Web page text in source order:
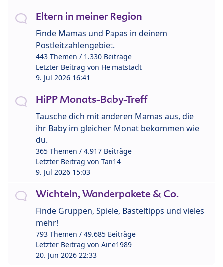
Eltern in meiner Region
Finde Mamas und Papas in deinem
Postleitzahlengebiet.
443 Themen / 1.330 Beiträge
Letzter Beitrag von Heimatstadt
9. Jul 2026 16:41
HiPP Monats-Baby-Treff
Tausche dich mit anderen Mamas aus, die
ihr Baby im gleichen Monat bekommen wie
du.
365 Themen / 4.917 Beiträge
Letzter Beitrag von Tan14
9. Jul 2026 15:03
Wichteln, Wanderpakete & Co.
Finde Gruppen, Spiele, Basteltipps und vieles
mehr!
793 Themen / 49.685 Beiträge
Letzter Beitrag von Aine1989
20. Jun 2026 22:33